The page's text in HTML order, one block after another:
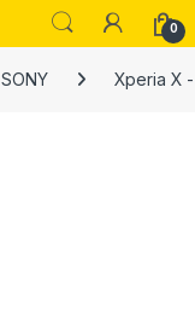
0
SONY Xperia X